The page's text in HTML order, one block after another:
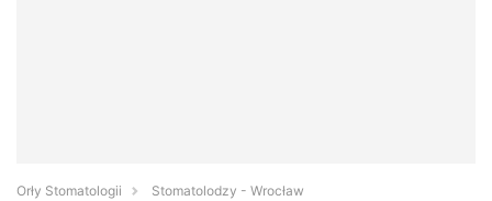
Orły Stomatologii
Stomatolodzy - Wrocław